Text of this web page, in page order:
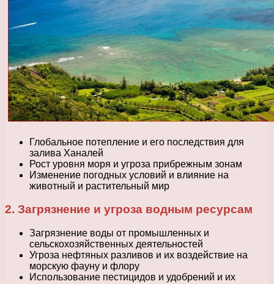
Глобальное потепление и его последствия для
залива Ханалей
Рост уровня моря и угроза прибрежным зонам
Изменение погодных условий и влияние на
животный и растительный мир
2. Загрязнение и угроза водным ресурсам
Загрязнение воды от промышленных и
сельскохозяйственных деятельностей
Угроза нефтяных разливов и их воздействие на
морскую фауну и флору
Использование пестицидов и удобрений и их